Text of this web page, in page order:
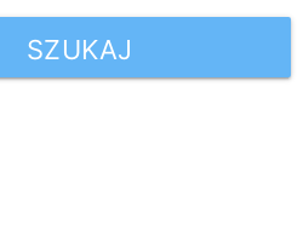
SZUKAJ